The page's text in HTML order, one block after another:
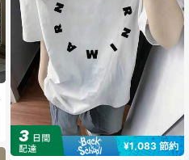
¥1,083 節約